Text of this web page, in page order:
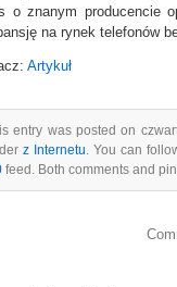
o znanym producencie
na rynek telefonów
Artykuł
entry was posted on
z Internetu. You can
feed. Both comments and